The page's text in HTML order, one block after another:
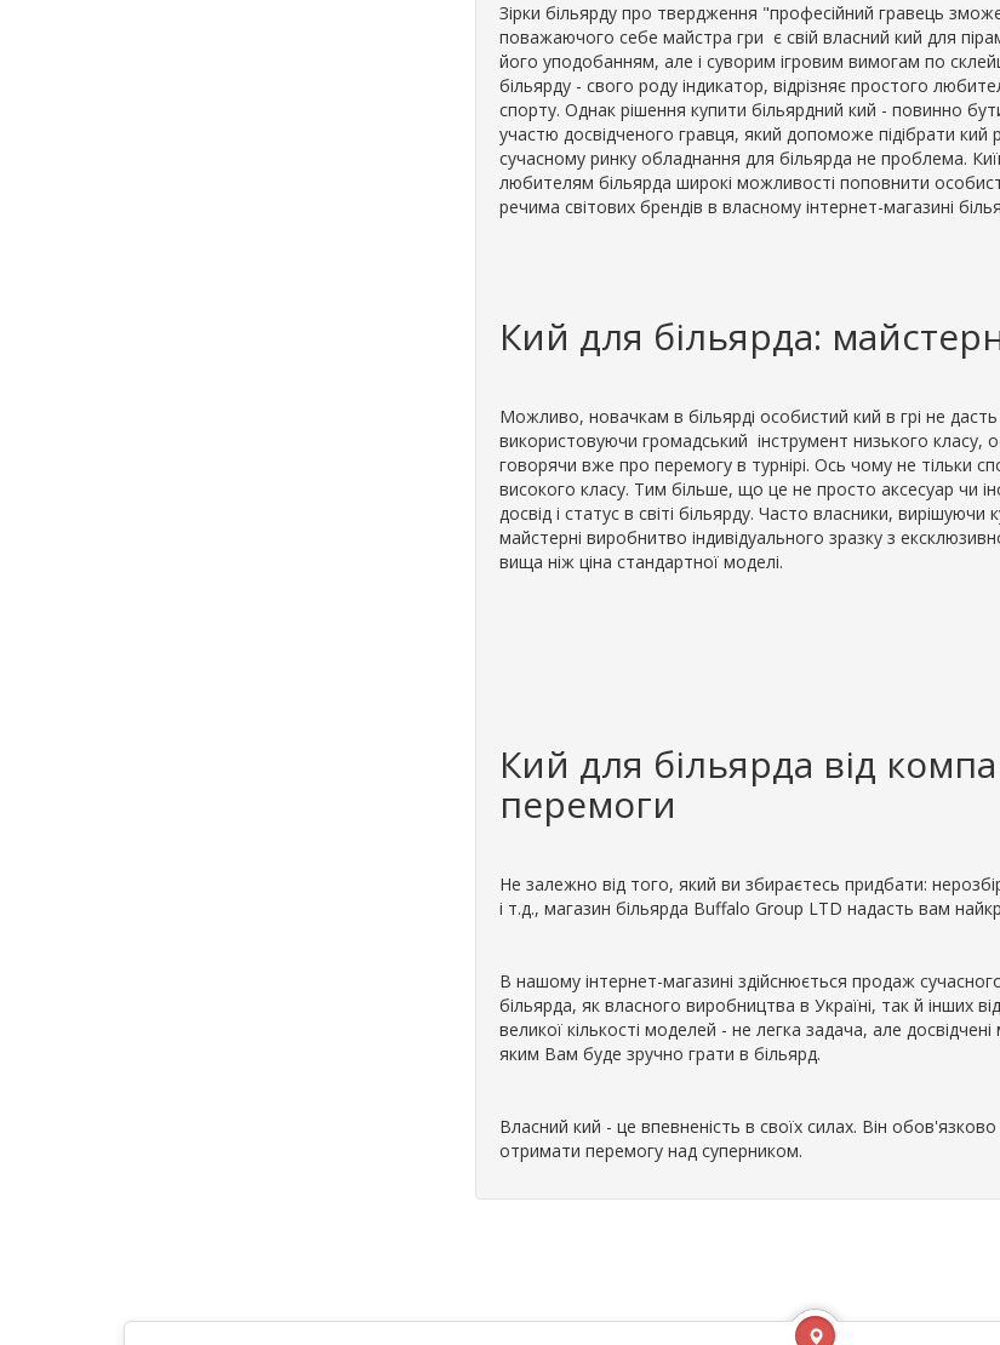
Зірки більярду про твердження "професійний гравець
поважаючого себе майстра гри є свій власний кий для
його уподобанням, але і суворим ігровим вимогам по
більярду - свого роду індикатор, відрізняє простого
спорту. Однак рішення купити більярдний кий - повинно
участю досвідченого гравця, який допоможе підібрати
сучасному ринку обладнання для більярда не проблема.
любителям більярда широкі можливості поповнити
речима світових брендів в власному інтернет-магазині
Кий для більярда:
Можливо, новачкам в більярді особистий кий в грі не
використовуючи громадський інструмент низького класу,
говорячи вже про перемогу в турнірі. Ось чому не тільки
високого класу. Тим більше, що це не просто аксесуар чи
досвід і статус в світі більярду. Часто власники,
майстерні виробнитво індивідуального зразку з
вища ніж ціна стандартної моделі.
Кий для більярда від
перемоги
Не залежно від того, який ви збираєтесь придбати:
і т.д., магазин більярда Buffalo Group LTD надасть вам
В нашому інтернет-магазині здійснюється продаж
більярда, як власного виробництва в Україні, так й інших
великої кількості моделей - не легка задача, але
яким Вам буде зручно грати в більярд.
Власний кий - це впевненість в своїх силах. Він
отримати перемогу над суперником.